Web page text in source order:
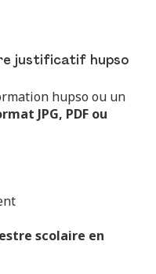
justificatif hupso
hupso ou un
JPG, PDF ou
scolaire en